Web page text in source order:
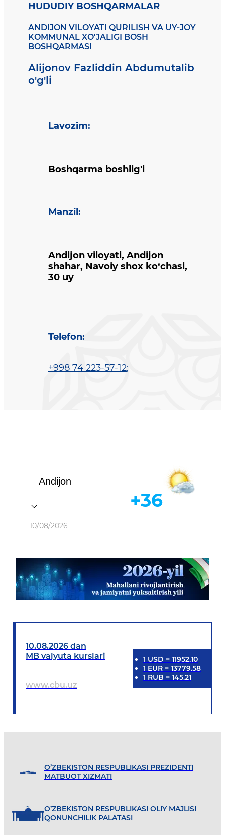
HUDUDIY BOSHQARMALAR
ANDIJON VILOYATI QURILISH VA UY-JOY
KOMMUNAL XO'JALIGI BOSH
BOSHQARMASI
Alijonov Fazliddin Abdumutalib
o'g'li
Lavozim:
Boshqarma boshlig'i
Manzil:
Andijon viloyati, Andijon
shahar, Navoiy shox ko‘chasi,
30 uy
Telefon:
+998 74 223-57-12;
Ob-havo
10/08/2026
+36
10.08.2026 dan
MB valyuta kurslari
www.cbu.uz
1 USD = 11952.10
1 EUR = 13779.58
1 RUB = 145.21
O’ZBEKISTON RESPUBLIKASI PREZIDENTI
MATBUOT XIZMATI
O’ZBEKISTON RESPUBLIKASI OLIY MAJLISI
QONUNCHILIK PALATASI